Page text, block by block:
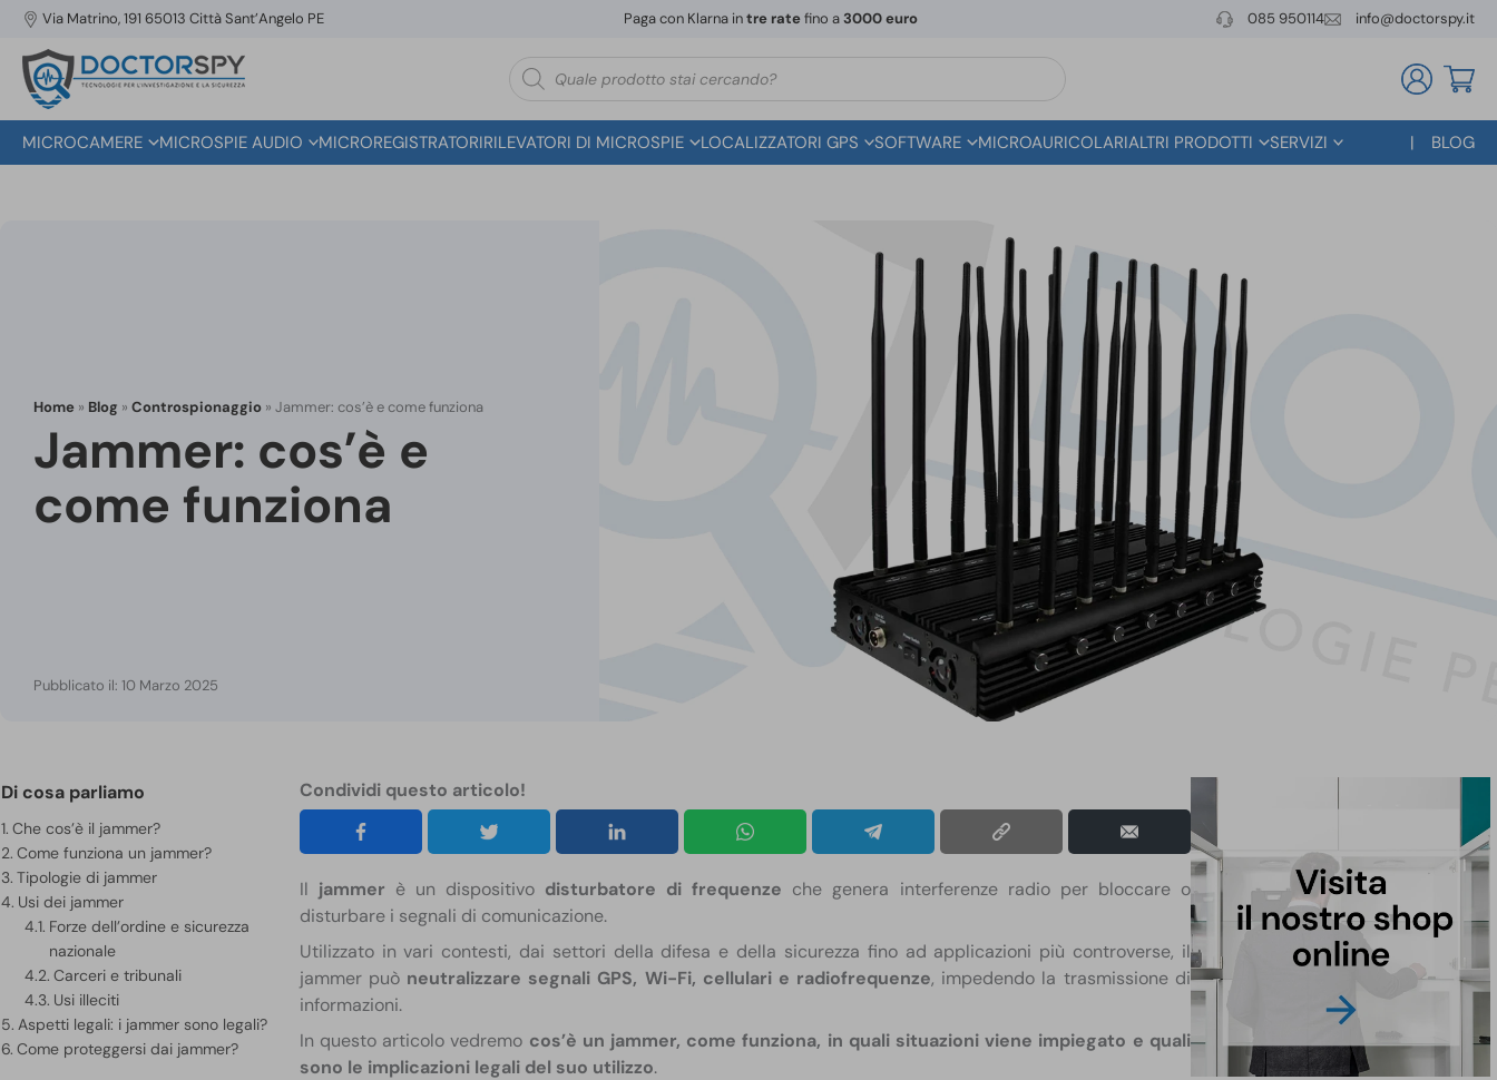
Via Matrino, 191 65013 Città Sant’Angelo PE Paga con Klarna intre ratefino a3000 euro 085 950114 info@doctorspy.it
Ricerca
prodotti
MICROCAMERE MICROSPIE AUDIO MICROREGISTRATORIRILEVATORI DI MICROSPIE LOCALIZZATORI GPS SOFTWARE MICROAURICOLARIALTRI PRODOTTI SERVIZI BLOG
Home » Blog » Controspionaggio » Jammer: cos’è e come funziona
Jammer: cos’è e
come funziona
Pubblicato il: 10 Marzo 2025
Di cosa parliamo
Che cos’è il jammer?
Come funziona un jammer?
Tipologie di jammer
Usi dei jammer
Forze dell’ordine e sicurezza
nazionale
Carceri e tribunali
Usi illeciti
Aspetti legali: i jammer sono legali?
Come proteggersi dai jammer?
Condividi questo articolo!
Il jammer è un dispositivo disturbatore di frequenze che genera interferenze radio per bloccare o
disturbare i segnali di comunicazione.
Utilizzato in vari contesti, dai settori della difesa e della sicurezza fino ad applicazioni più controverse, il
jammer può neutralizzare segnali GPS, Wi-Fi, cellulari e radiofrequenze, impedendo la trasmissione di
informazioni.
In questo articolo vedremo cos’è un jammer, come funziona, in quali situazioni viene impiegato e quali
sono le implicazioni legali del suo utilizzo.